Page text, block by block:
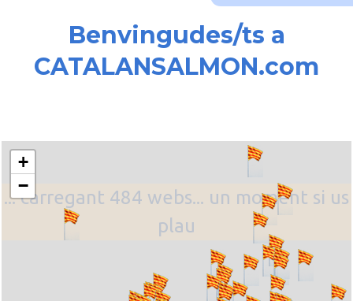
Benvingudes/ts a
CATALANSALMON.com
... carregant 484 webs... un moment si us
plau
+
−